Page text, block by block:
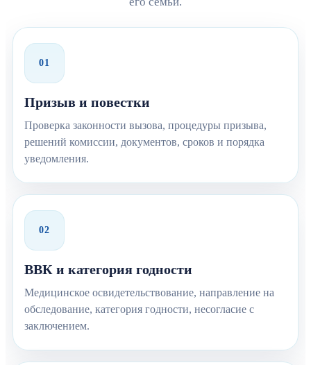
01
Призыв и повестки
Проверка законности вызова, процедуры призыва,
решений комиссии, документов, сроков и порядка
уведомления.
02
ВВК и категория годности
Медицинское освидетельствование, направление на
обследование, категория годности, несогласие с
заключением.